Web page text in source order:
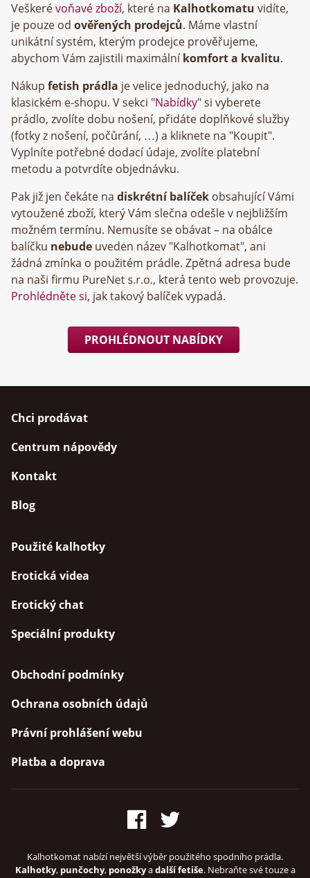
Veškerévoňavé zboží, které na Kalhotkomatu vidíte,
je pouze od ověřených prodejců. Máme vlastní
unikátní systém, kterým prodejce prověřujeme,
abychom Vám zajistili maximálníkomfort a kvalitu.
Nákup fetish prádla je velice jednoduchý, jako na
klasickém e-shopu. V sekci "Nabídky" si vyberete
prádlo, zvolíte dobu nošení, přidáte doplňkové služby
(fotky z nošení, počůrání, …) a kliknete na "Koupit".
Vyplníte potřebné dodací údaje, zvolíte platební
metodu a potvrdíte objednávku.
Pak již jen čekáte na diskrétní balíček obsahující Vámi
vytoužené zboží, který Vám slečna odešle v nejbližším
možném termínu. Nemusíte se obávat – na obálce
balíčku nebude uveden název "Kalhotkomat", ani
žádná zmínka o použitém prádle. Zpětná adresa bude
na naši firmu
, která tento web provozuje.
Prohlédněte si, jak takový balíček vypadá.
PROHLÉDNOUT NABÍDKY
Chci prodávat
Centrum nápovědy
Kontakt
Blog
Použité kalhotky
Erotická videa
Erotický chat
Speciální produkty
Obchodní podmínky
Ochrana osobních údajů
Právní prohlášení webu
Platba a doprava
Kalhotkomat nabízí největší výběr použitého spodního prádla.
Kalhotky, punčochy, ponožkyadalší fetiše. Nebraňte své touze a